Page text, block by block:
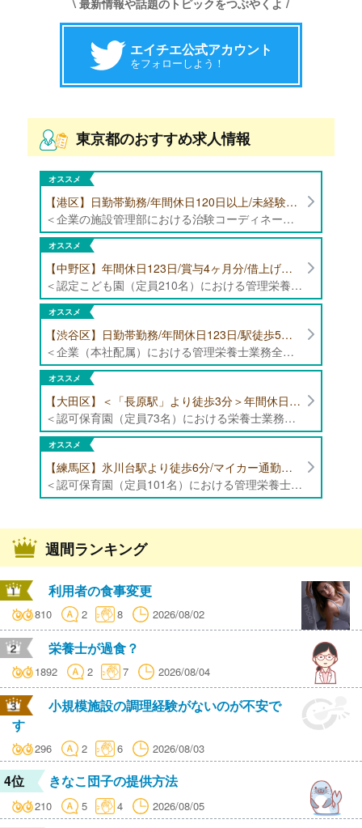
\ 最新情報や話題のトピックをつぶやくよ /
エイチエ公式アカウント
をフォローしよう！
東京都のおすすめ求人情報
オススメ
【港区】日勤帯勤務/年間休日120日以上/未経験者歓迎/健康食品の臨床試験に携わる管理栄養士・栄養士の治験コーディネーター募集！
＜企業の施設管理部における治験コーディネーター業務全般＞ ・健康食品の臨床試験に伴う指導 ・スケジュール調整等の被験者管理 ・データ収集、書類作成 ・医療機関にて被験者への説明や誘導 ・栄養指導、栄養計算
オススメ
【中野区】年間休日123日/賞与4ヶ月分/借上げ住宅制度あり 認定こども園（定員210名）にて管理栄養士・栄養士募集！
＜認定こども園（定員210名）における管理栄養士・栄養士業務全般＞ ・管理栄養士、栄養士業務全般
オススメ
【渋谷区】日勤帯勤務/年間休日123日/駅徒歩5分/企業（本社配属）にて管理栄養士募集！
＜企業（本社配属）における管理栄養士業務全般＞ ・本社および在宅（週1日程度）で、運営・受託する保育園（約50箇所）の管理栄養士・マネジメント業務全般 ・調理指導、育成 ・調理代行※欠員時 ・衛生管理 ・献立作成 ・食材発注 ・園長、調理スタッフとの給食会議 ・クライアント企業との給食会議（食育等の企画提案） ・採用業務（面接・施設見学同行）など ・担当保育園の定期巡回（直行やオンライン対応あり） ※23区内の認可保育園や、事業所内保育園（市川市、古河市、厚木市・追浜等）
オススメ
【大田区】＜「長原駅」より徒歩3分＞年間休日120日以上/最大10連休取得可能/日勤帯勤務のみ 認可保育園（定員73名）にて、栄養士の募集！
＜認可保育園（定員73名）における栄養士業務全般＞ ・調理（朝おやつ・給食・おやつ・補食） ・盛付け、片づけ ・食育、保育室への給食ラウンド、事務業務 ・調理室のお掃除、備蓄の確認、発注など ※定員:73名(0歳児6名、1歳歳児10名、2歳児12名、3歳-5歳児各15名)
オススメ
【練馬区】氷川台駅より徒歩6分/マイカー通勤可能/年間休日120日/賞与高水準 認可保育園（定員101名）にて管理栄養士・栄養士・調理師募集！
＜認可保育園（定員101名）における管理栄養士・栄養士・調理師業務全般＞ ・調理業務全般 ・離乳食、アレルギー除去食対応 ・食育活動
週間ランキング
利用者の食事変更
810 2 8 2026/08/02
栄養士が過食？
1892 2 7 2026/08/04
小規模施設の調理経験がないのが不安で
す
296 2 6 2026/08/03
4位 きなこ団子の提供方法
210 5 4 2026/08/05